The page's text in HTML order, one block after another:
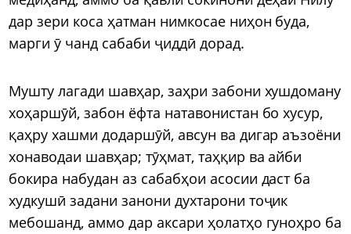
дар зери коса ҳатман нимкосае ниҳон буда,
марги ӯ чанд сабаби ҷиддӣ дорад.
Мушту лагади шавҳар, заҳри забони хушдоману
хоҳаршӯй, забон ёфта натавонистан бо хусур,
қаҳру хашми додаршӯй, авсун ва дигар аъзоёни
хонаводаи шавҳар; тӯҳмат, таҳқир ва айби
бокира набудан аз сабабҳои асосии даст ба
худкушӣ задани занони духтарони тоҷик
мебошанд, аммо дар аксари ҳолатҳо гуноҳро ба